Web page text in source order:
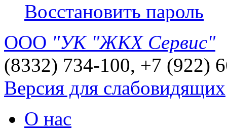
Восстановить пароль
ООО "УК "ЖКХ Сервис"
(8332) 734-100, +7 (922)
Версия для слабовидящих
О нас